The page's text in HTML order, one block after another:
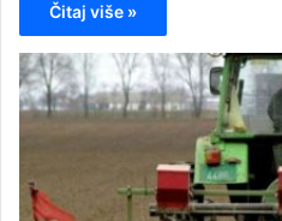
Čitaj više »